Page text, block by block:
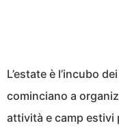
L’estate è l’incubo
cominciano a
attività e camp estivi